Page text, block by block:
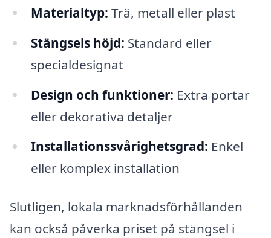
Materialtyp: Trä, metall eller plast
Stängsels höjd: Standard eller
specialdesignat
Design och funktioner: Extra portar
eller dekorativa detaljer
Installationssvårighetsgrad: Enkel
eller komplex installation
Slutligen, lokala marknadsförhållanden
kan också påverka priset på stängsel i